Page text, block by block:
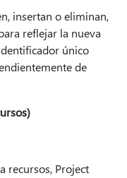
insertan o eliminan,
reflejar la nueva
único
de
recursos, Project